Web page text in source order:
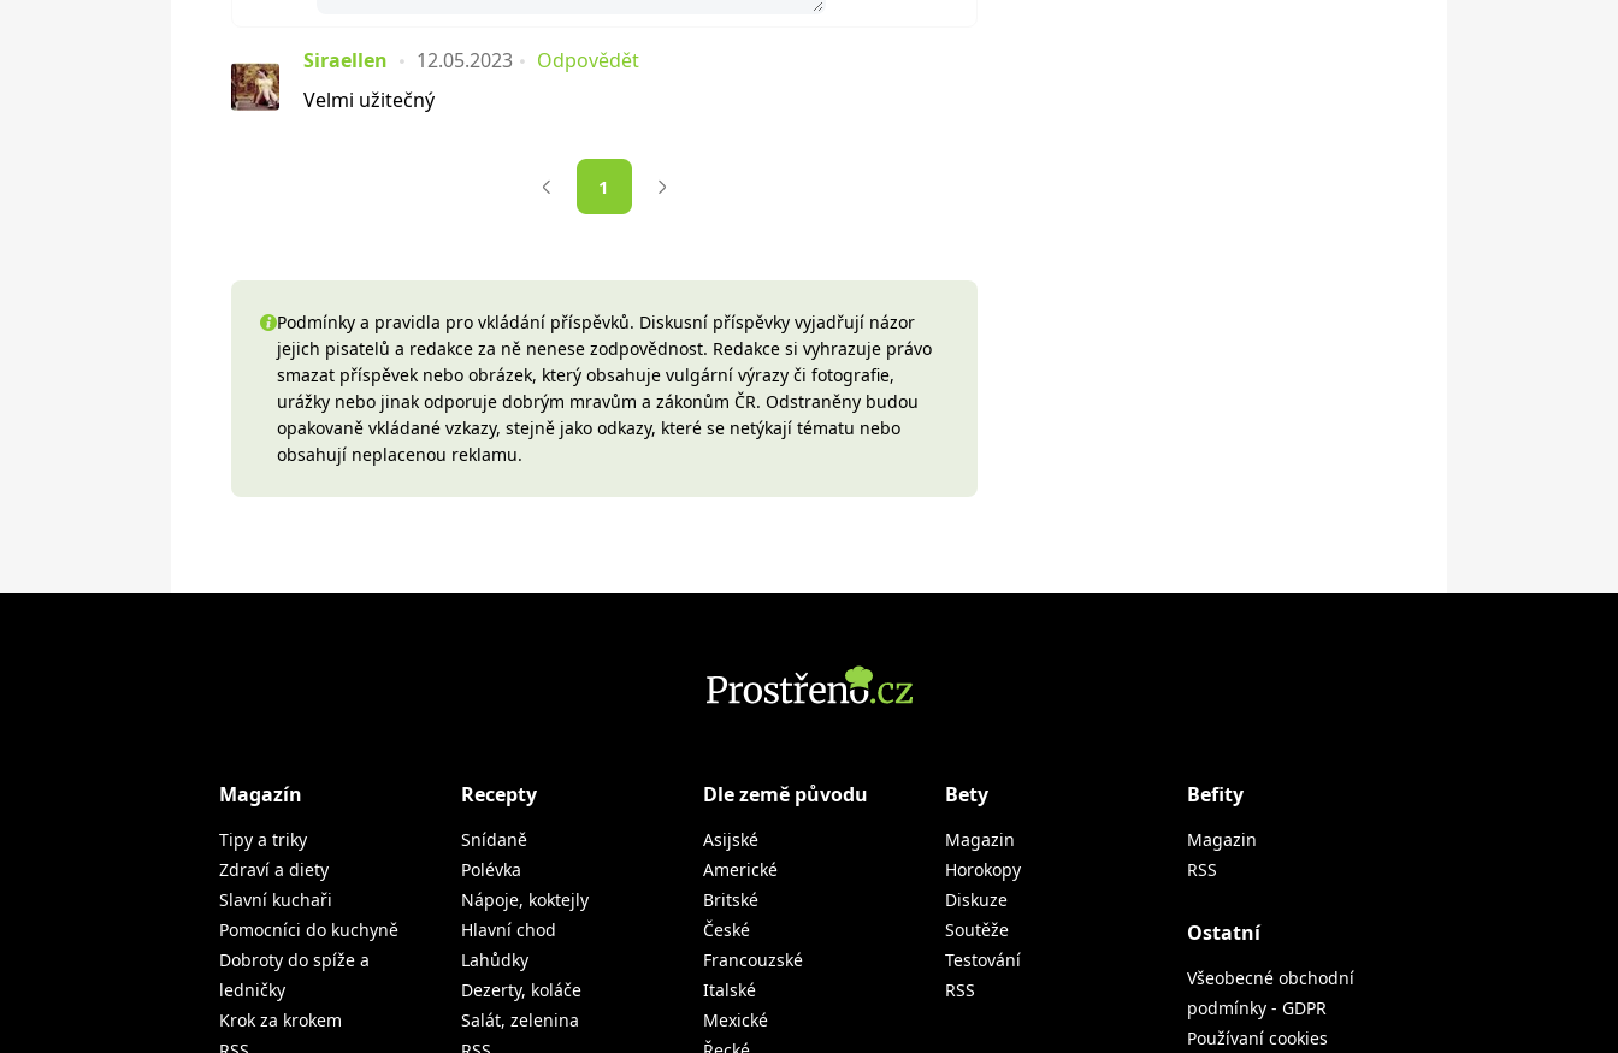
Siraellen 12.05.2023
Odpovědět
Velmi užitečný
1
Podmínky a pravidla pro vkládání příspěvků. Diskusní příspěvky vyjadřují názor
jejich pisatelů a redakce za ně nenese zodpovědnost. Redakce si vyhrazuje právo
smazat příspěvek nebo obrázek, který obsahuje vulgární výrazy či fotografie,
urážky nebo jinak odporuje dobrým mravům a zákonům ČR. Odstraněny budou
opakovaně vkládané vzkazy, stejně jako odkazy, které se netýkají tématu nebo
obsahují neplacenou reklamu.
Magazín
Tipy a triky
Zdraví a diety
Slavní kuchaři
Pomocníci do kuchyně
Dobroty do spíže a
ledničky
Krok za krokem
Recepty
Snídaně
Polévka
Nápoje, koktejly
Hlavní chod
Lahůdky
Dezerty, koláče
Salát, zelenina
Dle země původu
Asijské
Americké
Britské
České
Francouzské
Italské
Mexické
Bety
Magazin
Horokopy
Diskuze
Soutěže
Testování
RSS
Befity
Magazin
RSS
Ostatní
Všeobecné obchodní
podmínky - GDPR
Používaní cookies